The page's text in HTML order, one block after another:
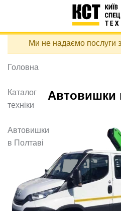
Перейти
вмісту
навигация
КАТАЛОГ ТЕХНІКИ
ДОСТАВКА ТА ОПЛАТА
ПРО НАС
ВІДГУКИ
КОНТАКТИ
ПОДЗВОНИТИ
Контактні телефони:
Ми не надаємо послуги
Автовишки
Головна
Каталог
техніки
Автовишки
в Полтаві